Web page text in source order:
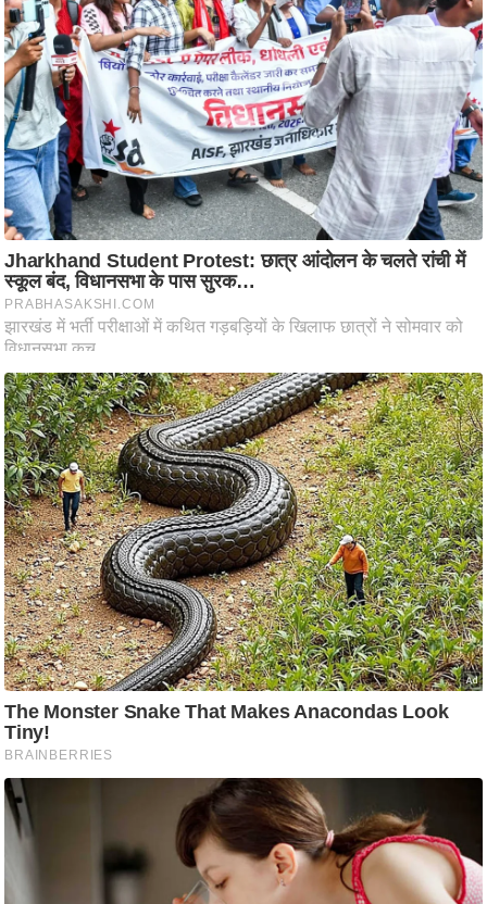
.
आ
ई
.
चा
य
प
र
स
मी
क्षा
ध
ज्यो
ति
ष
प्र
भु
म
हि
मा
/
ध
र्म
स्थ
ल
व्र
त
त्यो